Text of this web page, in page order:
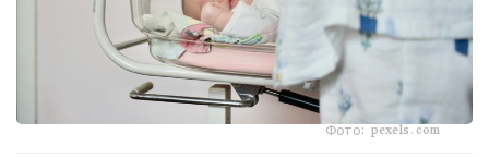
Фото: pexels.com